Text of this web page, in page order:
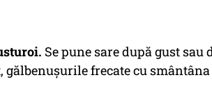
Se pune sare după gust sau
frecate cu